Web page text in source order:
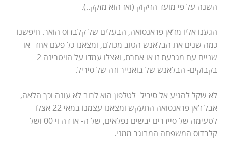
השנה על פי מועד הזיקוק (ואז הוא מזקק..).
הגענו אליו מז’אן פראנסואה, הבעלים של קלבדוס הואר. חיפשנו
כמה שנים את הבלאנש הטוב מכולם, ומצאנו כל פעם אחד או
שניים עם מגרעת זו או אחרת, ואצלו עמדו על הויטרינה 2
בקבוקים- הבלאנש של בואנייר וזה של סיריל.
לא שקל להגיע אל סיריל- לטלפון הוא לרוב לא עונה וכך הלאה,
אבל ז’אן פראנסואה התעקש ומצאנו עצמנו במאי 22 אצלו
לטעימה של סיידרים יבשים נפלאים, של ה- או דה וי 00 ושל
קלבדוס המשפחה המבוגר ממני.